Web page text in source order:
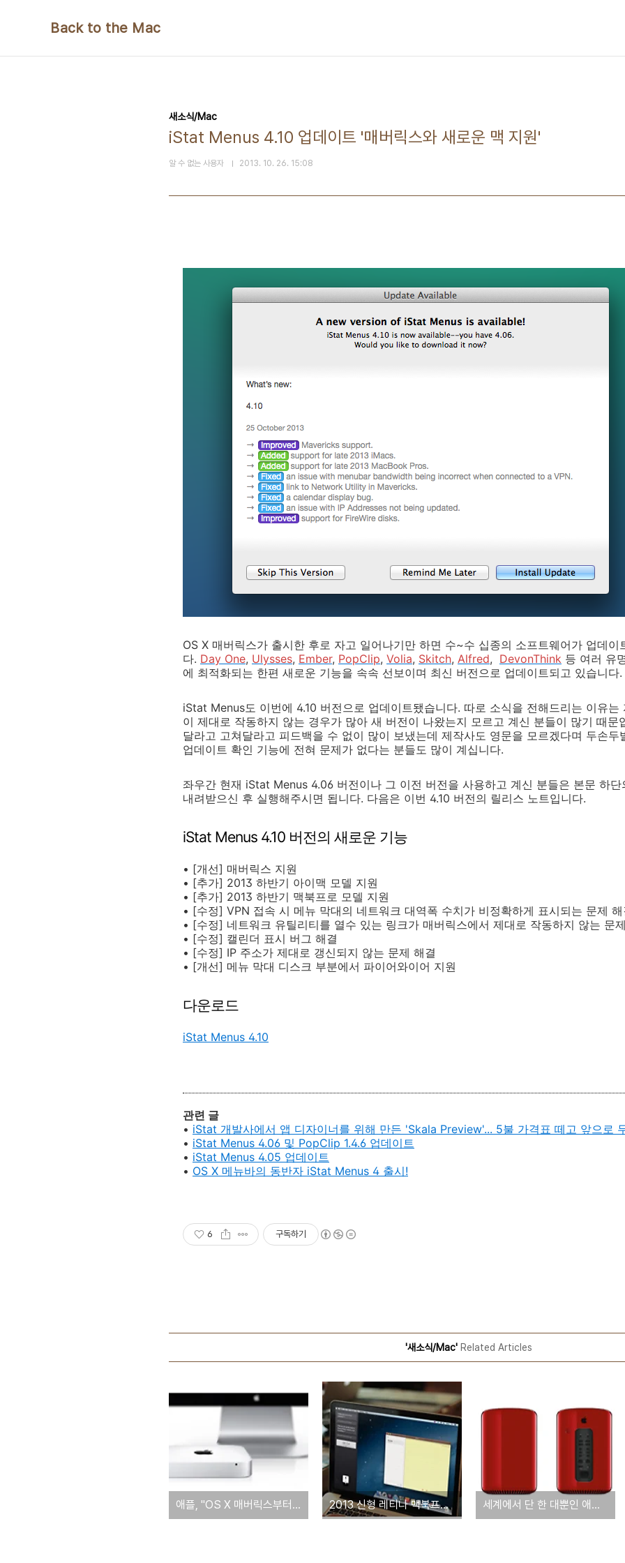
Back to the Mac
새소식/Mac
iStat Menus 4.10 업데이트 '매버릭스와 새로운 맥 지원'
알 수 없는 사용자 2013. 10. 26. 15:08
OS X 매버릭스가 출시한 후로 자고 일어나기만 하면 수~수 십종의 소프트웨어가 업데이
다. Day One, Ulysses, Ember, PopClip, Volia, Skitch, Alfred, DevonThink 등 여러 유
에 최적화되는 한편 새로운 기능을 속속 선보이며 최신 버전으로 업데이트되고 있습니다.
iStat Menus도 이번에 4.10 버전으로 업데이트됐습니다. 따로 소식을 전해드리는 이유는
이 제대로 작동하지 않는 경우가 많아 새 버전이 나왔는지 모르고 계신 분들이 많기 때문
달라고 고쳐달라고 피드백을 수 없이 많이 보냈는데 제작사도 영문을 모르겠다며 두손두
업데이트 확인 기능에 전혀 문제가 없다는 분들도 많이 계십니다.
좌우간 현재 iStat Menus 4.06 버전이나 그 이전 버전을 사용하고 계신 분들은 본문 하
내려받으신 후 실행해주시면 됩니다. 다음은 이번 4.10 버전의 릴리스 노트입니다.
iStat Menus 4.10 버전의 새로운 기능
• [개선] 매버릭스 지원
• [추가] 2013 하반기 아이맥 모델 지원
• [추가] 2013 하반기 맥북프로 모델 지원
• [수정] VPN 접속 시 메뉴 막대의 네트워크 대역폭 수치가 비정확하게 표시되는 문제 해
• [수정] 네트워크 유틸리티를 열수 있는 링크가 매버릭스에서 제대로 작동하지 않는 문
• [수정] 캘린더 표시 버그 해결
• [수정] IP 주소가 제대로 갱신되지 않는 문제 해결
• [개선] 메뉴 막대 디스크 부분에서 파이어와이어 지원
다운로드
iStat Menus 4.10
관련 글
• iStat 개발사에서 앱 디자이너를 위해 만든 'Skala Preview'... 5불 가격표 떼고 앞으로
• iStat Menus 4.06 및 PopClip 1.4.6 업데이트
• iStat Menus 4.05 업데이트
• OS X 메뉴바의 동반자 iStat Menus 4 출시!
6 구독하기
'새소식/Mac' Related Articles
애플, "OS X 매버릭스부터 아이맥, 맥미니도 파워냅(PowerNap) 기술 사용할 수 있다" 2013 신형 레티나 맥북프로의 키보드와 트랙패드가 말썽? 부트캠프 설치 관련 이슈도 세계에서 단 한 대뿐인 애플의 차세대 맥 프로, 뉴욕 소더비 경매에 출품